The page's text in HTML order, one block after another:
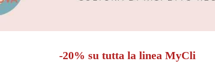
-20% su tutta la linea MyCli